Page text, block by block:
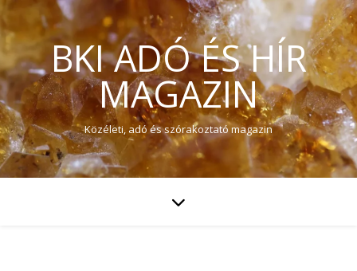
BKI ADÓ ÉS HÍR
MAGAZIN
Közéleti, adó és szórakoztató magazin